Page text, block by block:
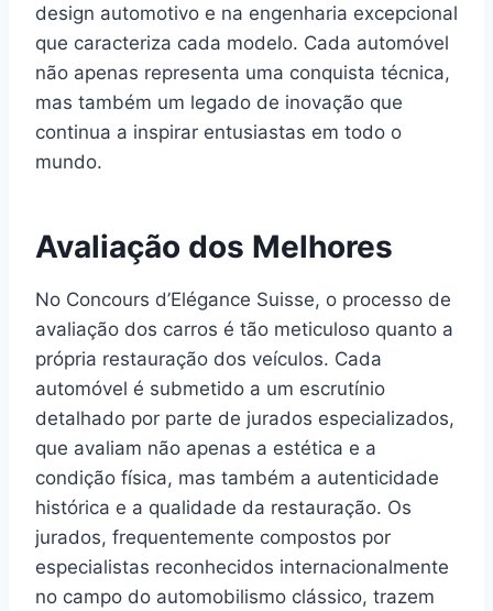
design automotivo e na engenharia excepcional
que caracteriza cada modelo. Cada automóvel
não apenas representa uma conquista técnica,
mas também um legado de inovação que
continua a inspirar entusiastas em todo o
mundo.
Avaliação dos Melhores
No Concours d’Elégance Suisse, o processo de
avaliação dos carros é tão meticuloso quanto a
própria restauração dos veículos. Cada
automóvel é submetido a um escrutínio
detalhado por parte de jurados especializados,
que avaliam não apenas a estética e a
condição física, mas também a autenticidade
histórica e a qualidade da restauração. Os
jurados, frequentemente compostos por
especialistas reconhecidos internacionalmente
no campo do automobilismo clássico, trazem